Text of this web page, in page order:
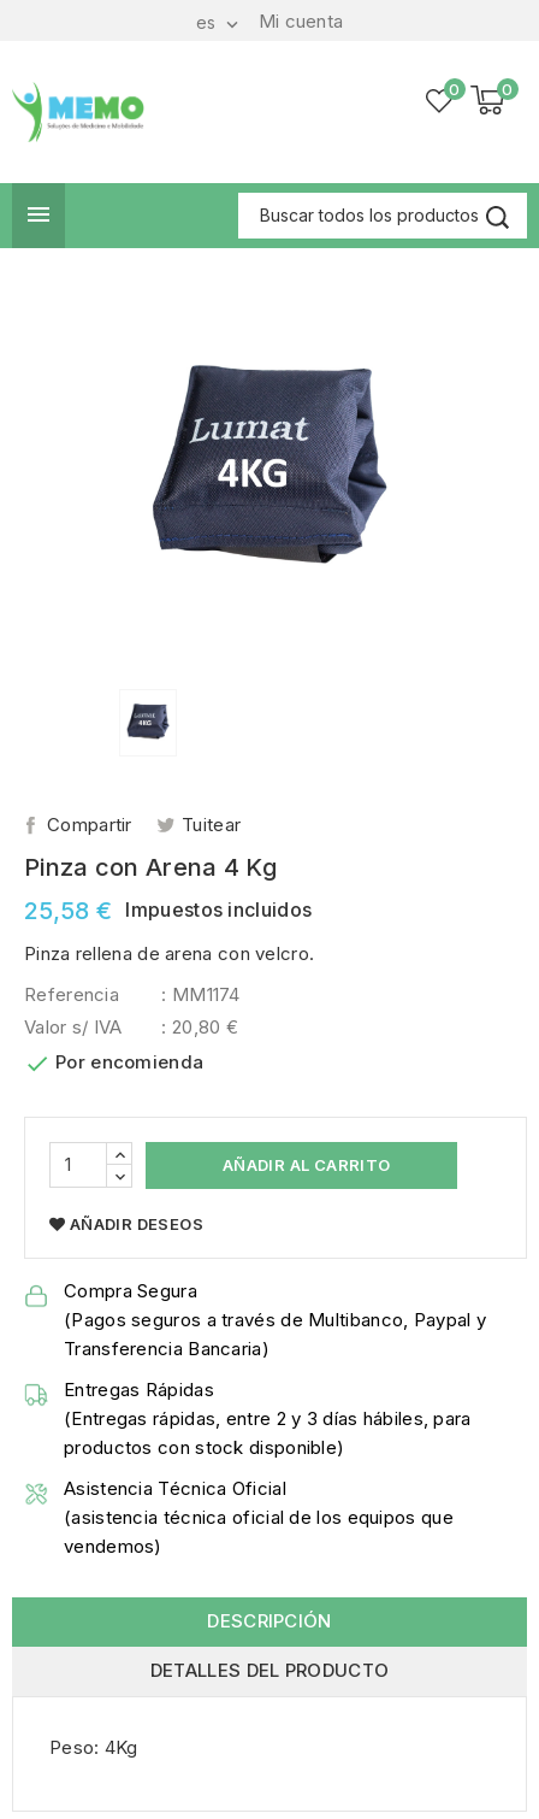
Mi cuenta
es 
0
0

Compartir Tuitear
Pinza con Arena 4 Kg
25,58 €
Impuestos incluidos
Pinza rellena de arena con velcro.
Referencia
: MM1174
Valor s/ IVA
: 20,80 €
 Por encomienda
AÑADIR AL CARRITO
AÑADIR DESEOS
Compra Segura
(Pagos seguros a través de Multibanco, Paypal y
Transferencia Bancaria)
Entregas Rápidas
(Entregas rápidas, entre 2 y 3 días hábiles, para
productos con stock disponible)
Asistencia Técnica Oficial
(asistencia técnica oficial de los equipos que
vendemos)
DESCRIPCIÓN
DETALLES DEL PRODUCTO
Peso: 4Kg